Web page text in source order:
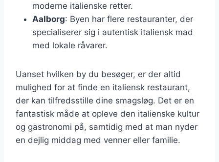
moderne italienske retter.
Aalborg: Byen har flere restauranter, der
specialiserer sig i autentisk italiensk mad
med lokale råvarer.
Uanset hvilken by du besøger, er der altid
mulighed for at finde en italiensk restaurant,
der kan tilfredsstille dine smagsløg. Det er en
fantastisk måde at opleve den italienske kultur
og gastronomi på, samtidig med at man nyder
en dejlig middag med venner eller familie.